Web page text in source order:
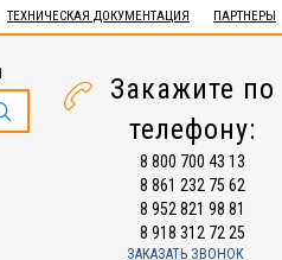
ТЕХНИЧЕСКАЯ ДОКУМЕНТАЦИЯ ПАРТНЕРЫ
Закажите по
телефону:
8 800 700 43 13
8 861 232 75 62
8 952 821 98 81
8 918 312 72 25
ЗАКАЗАТЬ ЗВОНОК